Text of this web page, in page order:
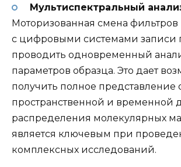
Мультиспектральный
Моторизованная смена фильтров
с цифровыми системами записи
проводить одновременный
параметров образца. Это дает
получить полное представление
пространственной и временной
распределения молекулярных
является ключевым при
комплексных исследований.